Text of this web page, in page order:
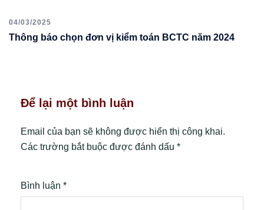
04/03/2025
Thông báo chọn đơn vị kiểm toán BCTC năm 2024
Để lại một bình luận
Email của bạn sẽ không được hiển thị công khai.
Các trường bắt buộc được đánh dấu *
Bình luận *